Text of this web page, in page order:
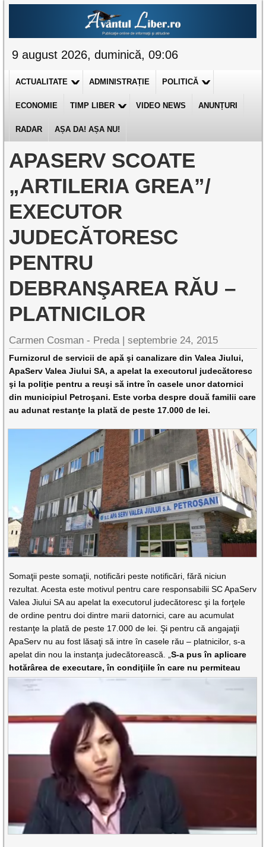
9 august 2026, duminică, 09:06
ACTUALITATE ADMINISTRAȚIE POLITICĂ
ECONOMIE TIMP LIBER VIDEO NEWS ANUNȚURI
RADAR AȘA DA! AȘA NU!
APASERV SCOATE
„ARTILERIA GREA”/
EXECUTOR
JUDECĂTORESC
PENTRU
DEBRANŞAREA RĂU –
PLATNICILOR
Carmen Cosman - Preda |septembrie 24, 2015
Furnizorul de servicii de apă şi canalizare din Valea Jiului,
ApaServ Valea Jiului SA, a apelat la executorul judecătoresc
şi la poliţie pentru a reuşi să intre în casele unor datornici
din municipiul Petroşani. Este vorba despre două familii care
au adunat restanţe la plată de peste 17.000 de lei.
Somaţii peste somaţii, notificări peste notificări, fără niciun
rezultat. Acesta este motivul pentru care responsabilii SC ApaServ
Valea Jiului SA au apelat la executorul judecătoresc şi la forţele
de ordine pentru doi dintre marii datornici, care au acumulat
restanţe la plată de peste 17.000 de lei. Şi pentru că angajaţii
ApaServ nu au fost lăsaţi să intre în casele rău – platnicilor, s-a
apelat din nou la instanţa judecătorească. „S-a pus în aplicare
hotărârea deexecutare, în condiţiile în care nu permiteau